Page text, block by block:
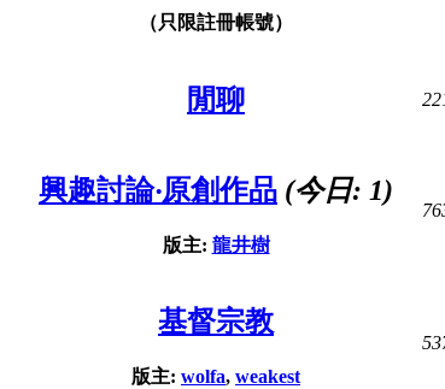
（只限註冊帳號）
閒聊
興趣討論‧原創作品 (今日: 1)
版主: 龍井樹
基督宗教
版主: wolfa, weakest